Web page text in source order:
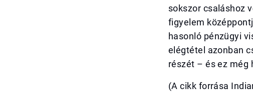
sokszor csaláshoz
figyelem
hasonló pénzügyi
elégtétel azonban
részét – és ez még
(A cikk forrása